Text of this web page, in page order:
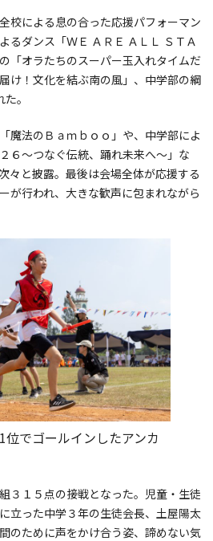
校による息の合った応援パフォーマン
るダンス「ＷＥ ＡＲＥ ＡＬＬ ＳＴＡ
「オラたちのスーパー玉入れタイムだ
け！文化を結ぶ南の風」、中学部の綱
。
魔法のＢａｍｂｏｏ」や、中学部によ
６〜つなぐ伝統、踊れ未来へ〜」な
々と披露。最後は会場全体が応援する
が行われ、大きな歓声に包まれながら
位でゴールインしたアンカ
３１５点の接戦となった。児童・生徒
立った中学３年の生徒会長、土屋陽太
のために声をかけ合う姿、諦めない気